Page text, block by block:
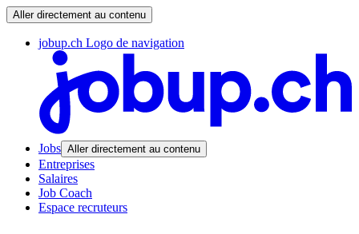
Aller directement au contenu
jobup.ch Logo de navigation
Jobs Aller directement au contenu
Entreprises
Salaires
Job Coach
Espace recruteurs